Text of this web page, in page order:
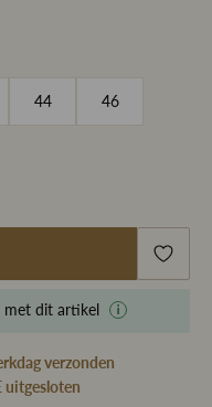
44 46
met dit artikel
verzonden
uitgesloten